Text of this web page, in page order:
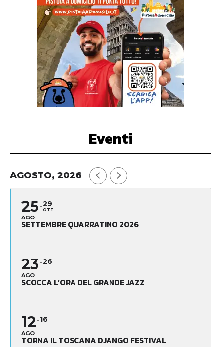
Eventi
AGOSTO, 2026
25
AGO
29
OTT
SETTEMBRE QUARRATINO 2026
23
AGO
26
SCOCCA L’ORA DEL GRANDE JAZZ
12
AGO
16
TORNA IL TOSCANA DJANGO FESTIVAL